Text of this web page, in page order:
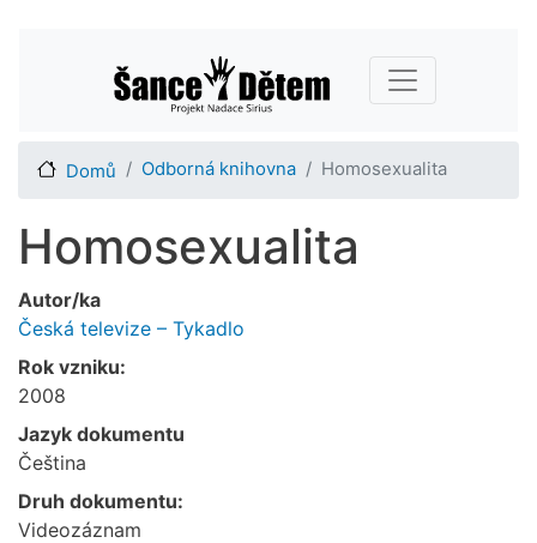
hlavnímu
obsahu
Main navigation
Domů Odborná knihovna Homosexualita
Homosexualita
Autor/ka
Česká televize – Tykadlo
Rok vzniku:
2008
Jazyk dokumentu
Čeština
Druh dokumentu:
Videozáznam